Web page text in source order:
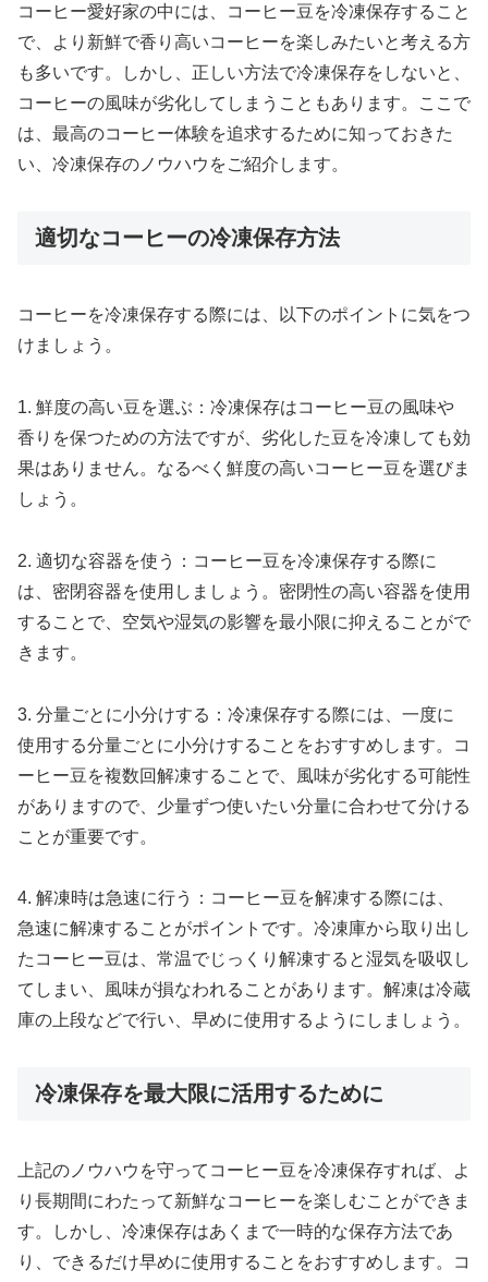
コーヒー愛好家の中には、コーヒー豆を冷凍保存すること
で、より新鮮で香り高いコーヒーを楽しみたいと考える方
も多いです。しかし、正しい方法で冷凍保存をしないと、
コーヒーの風味が劣化してしまうこともあります。ここで
は、最高のコーヒー体験を追求するために知っておきた
い、冷凍保存のノウハウをご紹介します。
適切なコーヒーの冷凍保存方法
コーヒーを冷凍保存する際には、以下のポイントに気をつ
けましょう。
1. 鮮度の高い豆を選ぶ：冷凍保存はコーヒー豆の風味や
香りを保つための方法ですが、劣化した豆を冷凍しても効
果はありません。なるべく鮮度の高いコーヒー豆を選びま
しょう。
2. 適切な容器を使う：コーヒー豆を冷凍保存する際に
は、密閉容器を使用しましょう。密閉性の高い容器を使用
することで、空気や湿気の影響を最小限に抑えることがで
きます。
3. 分量ごとに小分けする：冷凍保存する際には、一度に
使用する分量ごとに小分けすることをおすすめします。コ
ーヒー豆を複数回解凍することで、風味が劣化する可能性
がありますので、少量ずつ使いたい分量に合わせて分ける
ことが重要です。
4. 解凍時は急速に行う：コーヒー豆を解凍する際には、
急速に解凍することがポイントです。冷凍庫から取り出し
たコーヒー豆は、常温でじっくり解凍すると湿気を吸収し
てしまい、風味が損なわれることがあります。解凍は冷蔵
庫の上段などで行い、早めに使用するようにしましょう。
冷凍保存を最大限に活用するために
上記のノウハウを守ってコーヒー豆を冷凍保存すれば、よ
り長期間にわたって新鮮なコーヒーを楽しむことができま
す。しかし、冷凍保存はあくまで一時的な保存方法であ
り、できるだけ早めに使用することをおすすめします。コ